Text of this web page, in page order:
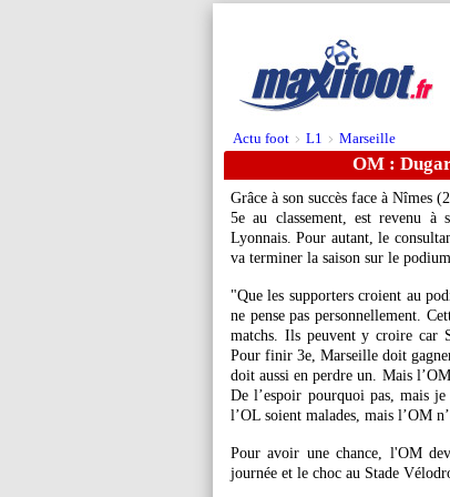
Actu foot > L1 > Marseille
OM :
Grâce à son succès face à Nîmes
5e au classement, est revenu à
Lyonnais. Pour autant, le
va terminer la saison sur le
"Que les supporters croient au
ne pense pas personnellement.
matchs. Ils peuvent y croire car
Pour finir 3e, Marseille doit
doit aussi en perdre un. Mais
De l’espoir pourquoi pas, mais
l’OL soient malades, mais l’OM
Pour avoir une chance, l'OM
journée et le choc au Stade